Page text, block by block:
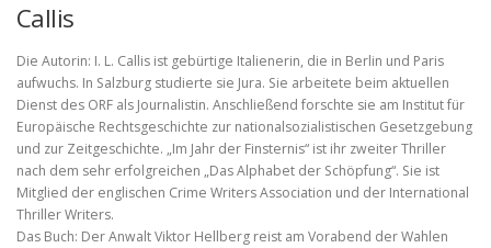
Callis
Die Autorin: I. L. Callis ist gebürtige Italienerin, die in Berlin und Paris
aufwuchs. In Salzburg studierte sie Jura. Sie arbeitete beim aktuellen
Dienst des ORF als Journalistin. Anschließend forschte sie am Institut für
Europäische Rechtsgeschichte zur nationalsozialistischen Gesetzgebung
und zur Zeitgeschichte. „Im Jahr der Finsternis“ ist ihr zweiter Thriller
nach dem sehr erfolgreichen „Das Alphabet der Schöpfung“. Sie ist
Mitglied der englischen Crime Writers Association und der International
Thriller Writers.
Das Buch: Der Anwalt Viktor Hellberg reist am Vorabend der Wahlen